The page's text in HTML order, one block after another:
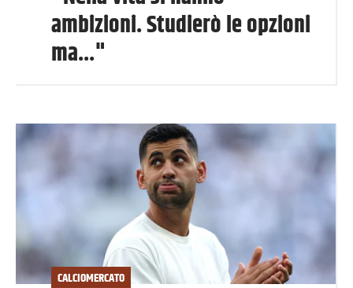
ambizioni. Studierò le opzioni
ma..."
CALCIOMERCATO